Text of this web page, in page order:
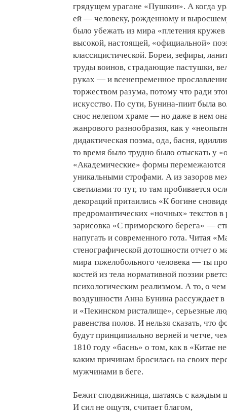
грядущем урагане «Пушкин». А когда
ей — человеку, рожденному и
было убежать из мира «плетения
высокой, настоящей, «официальной»
классицистической. Бореи, зефиры,
труды воинов, страдающие пастушки,
руках — и всенепременное
торжеством разума, потому что ради
искусство. По сути, Бунина-пиит была
снос нелепом храме — но даже в нем
жанрового разнообразия, как у
дидактическая поэма, ода, басня,
то время было трудно было отыскать у
«Академические» формы перемежаются
уникальными строфами. А из зазоров
светилами то тут, то там пробивается
декораций притаились «К богине
предромантических «ночных» текстов
зарисовка «С приморского берега» —
напугать и современного гота. Читая
стенографической дотошности отчет о
мира тяжелобольного человека — ты
костей из тела нормативной поэзии
психологическим реализмом. А то, о
воздушности Анна Бунина рассуждает
и «Пекинском ристалище», серьезные
равенства полов. И нельзя сказать, что
будут принципиально верней и четче,
1810 году «баснь» о том, как в «Китае
каким причинам бросилась на своих
мужчинами в беге.
Бежит сподвижница, шатаясь с каждым
И сил не ощутя, считает благом,